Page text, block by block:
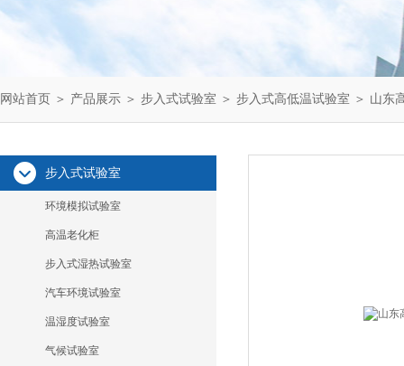
网站首页 ＞ 产品展示 ＞ 步入式试验室 ＞ 步入式高低温试验室 ＞ 山东
步入式试验室
环境模拟试验室
高温老化柜
步入式湿热试验室
汽车环境试验室
温湿度试验室
气候试验室